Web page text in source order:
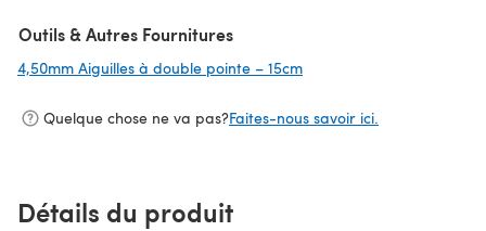
Outils & Autres Fournitures
4,50mm Aiguilles à double pointe – 15cm
Quelque chose ne va pas?Faites-nous savoir ici.
Détails du produit